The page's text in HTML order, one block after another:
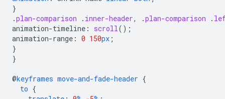
}
.plan-comparison . inner-header, .plan-comparison .
animation-timeline : scroll();
animation-range : 0 150px ;
}
}
@keyframes move-and-fade-header {
to {